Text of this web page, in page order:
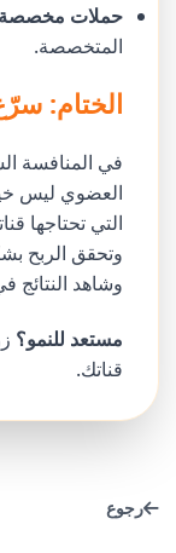
حملات
المتخصصة.
الختام:
التي تحتاجها
وتحقق الربح
وشاهد
مستعد للنمو؟
قناتك.
رجوع